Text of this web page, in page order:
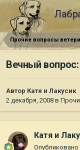
Прочие вопросы
Вечный
Автор Катя и Лакусик
2 декабря, 2008 в
Катя и
Опубликовано